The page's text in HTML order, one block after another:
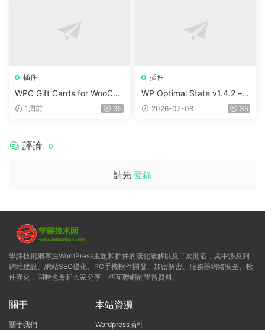
插件
WPC Gift Cards for WooCo
mmerce (Premium) v1.0.2
1周前 35
插件
WP Optimal State v1.4.2 –
WordPress 優化、清理和安
2026-07-08 35
評論 0
請先 登錄
學課技術網專注WordPress主題和插件的漢化破解以及二次開發，其中涉及到
網站建設、網站SEO優化、PC手機軟件開發、加密解密、服務器網絡安全、軟
件漢化，同時也會和大家分享一些互聯網的學習資料。
關于
關于我們
本站資源
Wordpress插件